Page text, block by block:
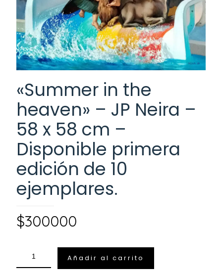
«Summer in the
heaven» – JP Neira –
58 x 58 cm –
Disponible primera
edición de 10
ejemplares.
$300000
Añadir al carrito